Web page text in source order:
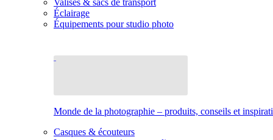
Valises & sacs de transport
Éclairage
Équipements pour studio photo
Monde de la photographie – produits, conseils et
Casques & écouteurs